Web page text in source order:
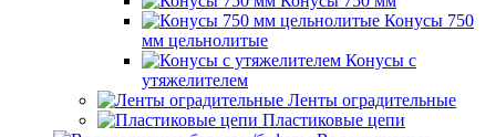
Конусы 750
мм цельнолитые
Конусы с
утяжелителем
Ленты оградительные
Пластиковые цепи